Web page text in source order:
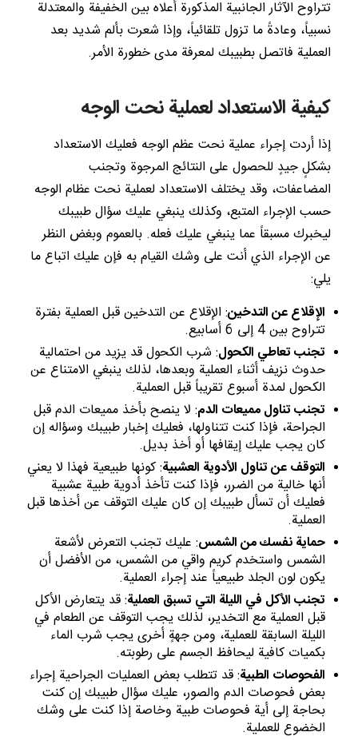
تتراوح الآثار الجانبية المذكورة أعلاه بين الخفيفة والمعتدلة
نسبياً، وعادةً ما تزول تلقائياً، وإذا شعرت بألم شديد بعد
العملية فاتصل بطبيبك لمعرفة مدى خطورة الأمر.
كيفية الاستعداد لعملية نحت الوجه
إذا أردت إجراء عملية نحت عظم الوجه فعليك الاستعداد
بشكلٍ جيدٍ للحصول على النتائج المرجوة وتجنب
المضاعفات، وقد يختلف الاستعداد لعملية نحت عظام الوجه
حسب الإجراء المتبع، وكذلك ينبغي عليك سؤال طبيبك
ليخبرك مسبقاً عما ينبغي عليك فعله. بالعموم وبغض النظر
عن الإجراء الذي أنت على وشك القيام به فإن عليك اتباع ما
يلي:
الإقلاع عن التدخين: الإقلاع عن التدخين قبل العملية بفترة
تتراوح بين 4 إلى 6 أسابيع.
تجنب تعاطي الكحول: شرب الكحول قد يزيد من احتمالية
حدوث نزيف أثناء العملية وبعدها، لذلك ينبغي الامتناع عن
الكحول لمدة أسبوع تقريباً قبل العملية.
تجنب تناول مميعات الدم: لا ينصح بأخذ مميعات الدم قبل
الجراحة، فإذا كنت تتناولها، فعليك إخبار طبيبك وسؤاله إن
كان يجب عليك إيقافها أو أخذ بديل.
التوقف عن تناول الأدوية العشبية: كونها طبيعية فهذا لا يعني
أنها خالية من الضرر، فإذا كنت تأخذ أدوية طبية عشبية
فعليك أن تسأل طبيبك إن كان عليك التوقف عن أخذها قبل
العملية.
حمايةنفسك من الشمس: عليك تجنب التعرض لأشعة
الشمس واستخدم كريم واقي من الشمس، من الأفضل أن
يكون لون الجلد طبيعياً عند إجراء العملية.
تجنب الأكل في الليلة التي تسبق العملية: قد يتعارض الأكل
قبل العملية مع التخدير، لذلك يجب التوقف عن الطعام في
الليلة السابقة للعملية، ومن جهةٍ أخرى يجب شرب الماء
بكميات كافية ليحافظ الجسم على رطوبته.
الفحوصات الطبية: قد تتطلب بعض العمليات الجراحية إجراء
بعض فحوصات الدم والصور، عليك سؤال طبيبك إن كنت
بحاجة إلى أية فحوصات طبية وخاصة إذا كنت على وشك
الخضوع للعملية.